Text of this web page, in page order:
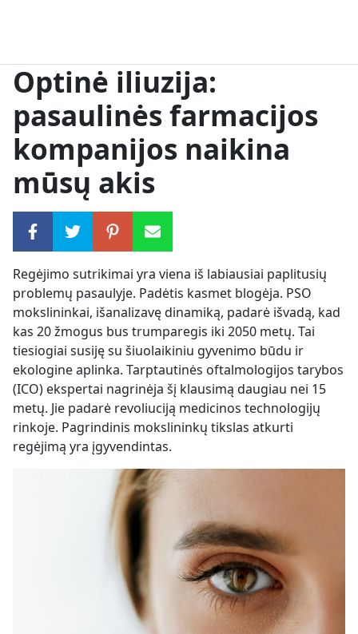
Optinė iliuzija:
pasaulinės farmacijos
kompanijos naikina
mūsų akis
Regėjimo sutrikimai yra viena iš labiausiai paplitusių
problemų pasaulyje. Padėtis kasmet blogėja. PSO
mokslininkai, išanalizavę dinamiką, padarė išvadą, kad
kas 20 žmogus bus trumparegis iki 2050 metų. Tai
tiesiogiai susiję su šiuolaikiniu gyvenimo būdu ir
ekologine aplinka. Tarptautinės oftalmologijos tarybos
(ICO) ekspertai nagrinėja šį klausimą daugiau nei 15
metų. Jie padarė revoliuciją medicinos technologijų
rinkoje. Pagrindinis mokslininkų tikslas atkurti
regėjimą yra įgyvendintas.